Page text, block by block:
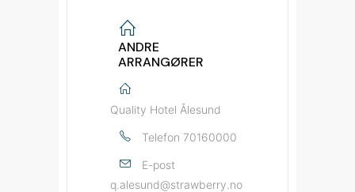
ANDRE
ARRANGØRER
Quality Hotel Ålesund
Telefon 70160000
E-post
q.alesund@strawberry.no